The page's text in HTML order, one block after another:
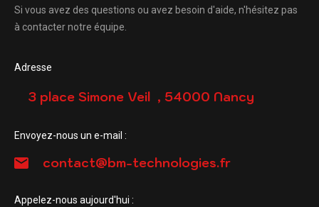
Si vous avez des questions ou avez besoin d'aide, n'hésitez pas
à contacter notre équipe.
Adresse
3 place Simone Veil , 54000 Nancy
Envoyez-nous un e-mail :
contact@bm-technologies.fr
Appelez-nous aujourd'hui :